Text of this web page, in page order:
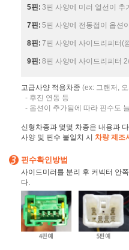
5핀: 3핀 사양에 미러 열선이 추
7핀: 5핀 사양에 전동접이 옵션
8핀: 7핀 사양에 사이드리피터(
9핀: 8핀 사양에 사이드리피터
고급사양 적용차종 (ex: 그랜저,
- 후진 연동 등
- 옵션이 추가됨에 따라 핀수도
신형차종과 몇몇 차종은 내용과
사양 및 핀수 불일치 시 차량 제조
핀수확인방법
사이드미러를 분리 후 커넥터 안
다.